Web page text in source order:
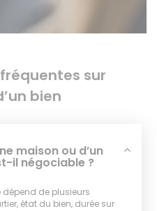
sur
bien
maison ou d’un
il négociable ?
de plusieurs
état du bien, durée sur